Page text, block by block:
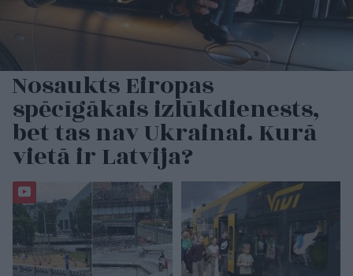
Nosaukts Eiropas
spēcīgākais izlūkdienests,
bet tas nav Ukrainai. Kurā
vietā ir Latvija?